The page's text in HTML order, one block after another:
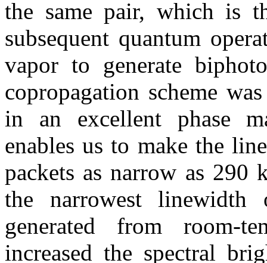
the same pair, which is
subsequent quantum
vapor to generate
copropagation scheme
in an excellent phase
enables us to make the
packets as narrow as
the narrowest linewidth
generated from room-
increased the spectral